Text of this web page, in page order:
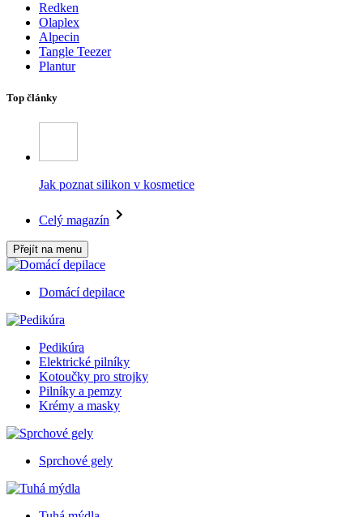
Redken
Olaplex
Alpecin
Tangle Teezer
Plantur
Top články
Jak poznat silikon v kosmetice
Celý magazín
Přejít na menu
Domácí depilace
Pedikúra
Elektrické pilníky
Kotoučky pro strojky
Pilníky a pemzy
Krémy a masky
Sprchové gely